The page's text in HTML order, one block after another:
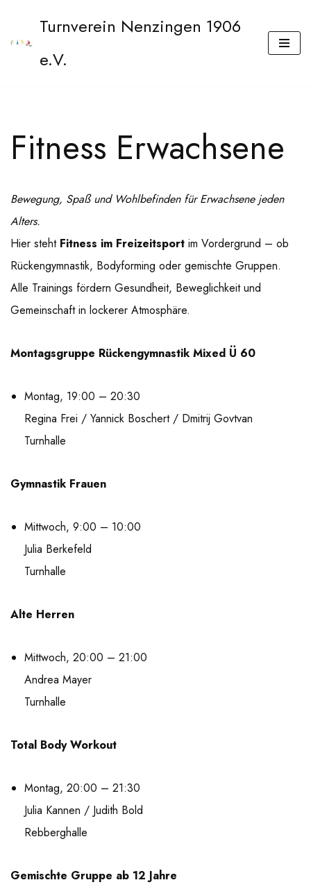
Zum
Turnverein Nenzingen 1906
e.V.
Fitness Erwachsene
Bewegung, Spaß und Wohlbefinden für Erwachsene jeden
Alters.
Hier steht Fitness im Freizeitsport im Vordergrund – ob
Rückengymnastik, Bodyforming oder gemischte Gruppen.
Alle Trainings fördern Gesundheit, Beweglichkeit und
Gemeinschaft in lockerer Atmosphäre.
Montagsgruppe Rückengymnastik Mixed Ü 60
Montag, 19:00 – 20:30
Regina Frei / Yannick Boschert / Dmitrij Govtvan
Turnhalle
Gymnastik Frauen
Mittwoch, 9:00 – 10:00
Julia Berkefeld
Turnhalle
Alte Herren
Mittwoch, 20:00 – 21:00
Andrea Mayer
Turnhalle
Total Body Workout
Montag, 20:00 – 21:30
Julia Kannen / Judith Bold
Rebberghalle
Gemischte Gruppe ab 12 Jahre